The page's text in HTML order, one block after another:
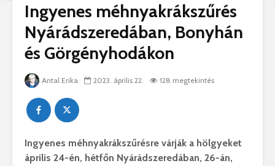
Ingyenes méhnyakrákszűrés
Nyárádszeredában, Bonyhán
és Görgényhodákon
Antal Erika 2023. április 22. 128 megtekintés
Ingyenes méhnyakrákszűrésre várják a hölgyeket
április 24-én, hétfőn Nyárádszeredában, 26-án,